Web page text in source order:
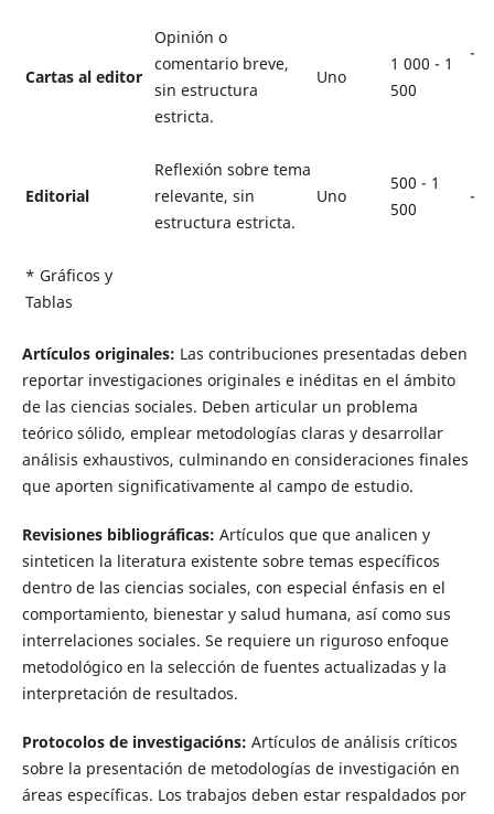
Cartas al editor
Opinión o
comentario breve,
sin estructura
estricta.
Uno
1 000 - 1
500
-
Editorial
Reflexión sobre tema
relevante, sin
estructura estricta.
Uno
500 - 1
500
-
* Gráficos y
Tablas
Artículos originales: Las contribuciones presentadas deben
reportar investigaciones originales e inéditas en el ámbito
de las ciencias sociales. Deben articular un problema
teórico sólido, emplear metodologías claras y desarrollar
análisis exhaustivos, culminando en consideraciones finales
que aporten significativamente al campo de estudio.
Revisiones bibliográficas: Artículos que que analicen y
sinteticen la literatura existente sobre temas específicos
dentro de las ciencias sociales, con especial énfasis en el
comportamiento, bienestar y salud humana, así como sus
interrelaciones sociales. Se requiere un riguroso enfoque
metodológico en la selección de fuentes actualizadas y la
interpretación de resultados.
Protocolos de investigacións: Artículos de análisis críticos
sobre la presentación de metodologías de investigación en
áreas específicas. Los trabajos deben estar respaldados por